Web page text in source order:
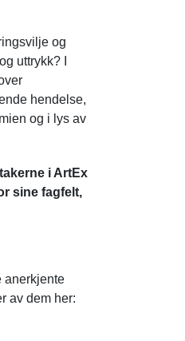
og
uttrykk? I
hendelse,
og i lys av
i ArtEx
sine fagfelt,
anerkjente
av dem her: